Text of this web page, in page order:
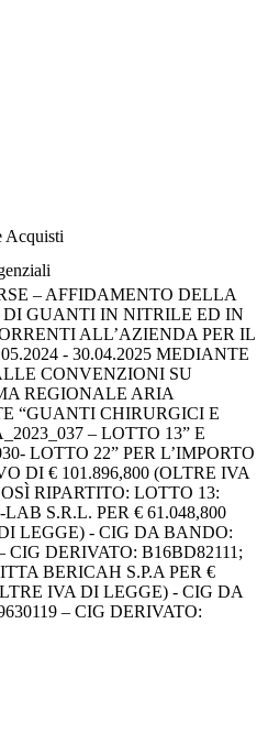
Acquisti
– AFFIDAMENTO DELLA
GUANTI IN NITRILE ED IN
ALL’AZIENDA PER IL
- 30.04.2025 MEDIANTE
CONVENZIONI SU
REGIONALE ARIA
“GUANTI CHIRURGICI E
– LOTTO 13” E
LOTTO 22” PER L’IMPORTO
DI € 101.896,800 (OLTRE IVA
RIPARTITO: LOTTO 13:
S.R.L. PER € 61.048,800
LEGGE) - CIG DA BANDO:
CIG DERIVATO: B16BD82111;
BERICAH S.P.A PER €
IVA DI LEGGE) - CIG DA
– CIG DERIVATO: